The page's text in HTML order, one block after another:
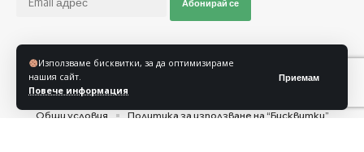
Използваме бисквитки, за да оптимизираме
нашия сайт.
Повече информация
Приемам
Абонирай се
Последвайте ни
Общи условия
Политика за използване на “Бисквитки”